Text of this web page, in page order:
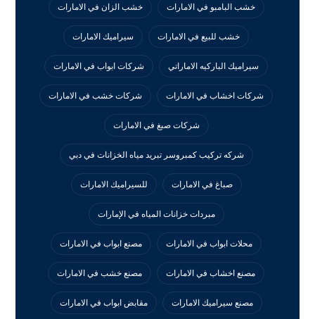
خشب البامبو في الامارات خشب الزان في الامارات
خشب للبيع في الامارات سيراميك الامارات
سيراميك الباركيه الاماراتي شركات ابواب في الامارات
شركات اخشاب في الامارات شركات خشب في الامارات
شركات صبغ في الامارات
شركه تركيب كمبروسر تبريد مياه الخزانات في دبي
صباغ في الامارات للسيراميك الامارات
مبردات خزانات المياه في الإمارات
محلات ابواب في الامارات مصنع ابواب في الامارات
مصنع اخشاب في الامارات مصنع خشب في الامارات
مصنع سيراميك الامارات مقابض ابواب في الامارات